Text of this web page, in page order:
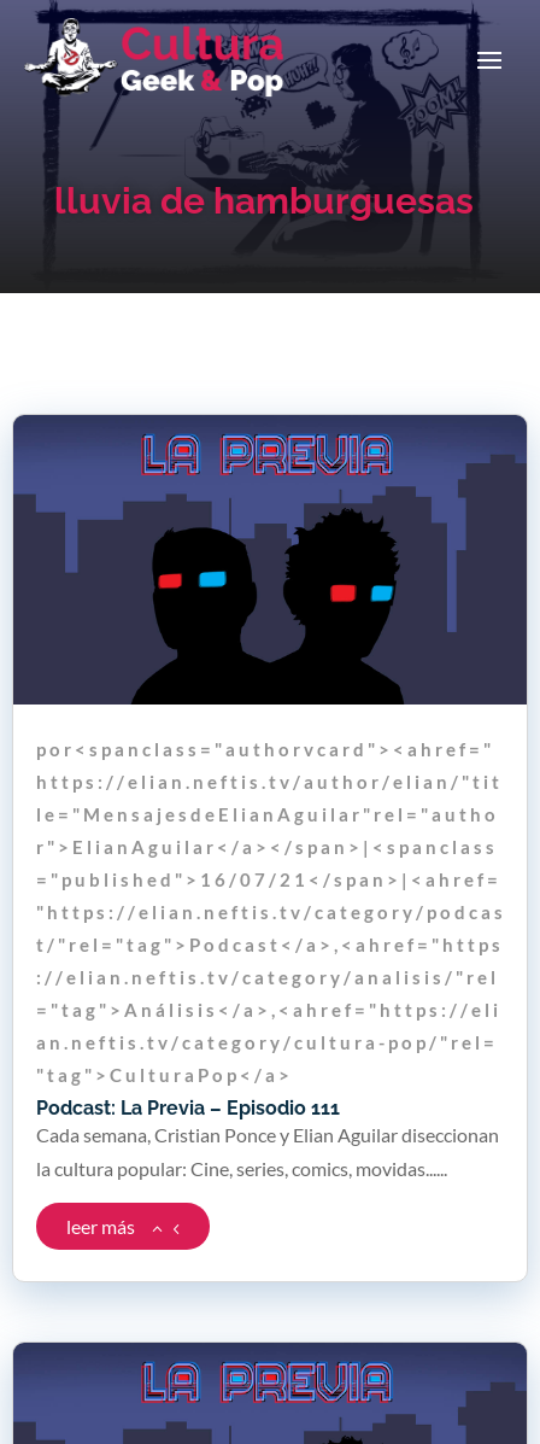
lluvia de hamburguesas
Podcast: La Previa – Episodio 111
p o r < s p a n c l a s s = " a u t h o r v c a r d " > < a h r e f = "
h t t p s : / / e l i a n . n e f t i s . t v / a u t h o r / e l i a n / " t i t
l e = " M e n s a j e s d e E l i a n A g u i l a r " r e l = " a u t h o
r " > E l i a n A g u i l a r < / a > < / s p a n > | < s p a n c l a s s
= " p u b l i s h e d " > 1 6 / 0 7 / 2 1 < / s p a n > | < a h r e f =
" h t t p s : / / e l i a n . n e f t i s . t v / c a t e g o r y / p o d c a s
t / " r e l = " t a g " > P o d c a s t < / a > , < a h r e f = " h t t p s
: / / e l i a n . n e f t i s . t v / c a t e g o r y / a n a l i s i s / " r e l
= " t a g " > A n á l i s i s < / a > , < a h r e f = " h t t p s : / / e l i
a n . n e f t i s . t v / c a t e g o r y / c u l t u r a - p o p / " r e l =
" t a g " > C u l t u r a P o p < / a >
Cada semana, Cristian Ponce y Elian Aguilar diseccionan
la cultura popular: Cine, series, comics, movidas......
leer más